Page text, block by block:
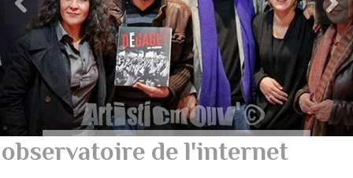
observatoire de l'internet